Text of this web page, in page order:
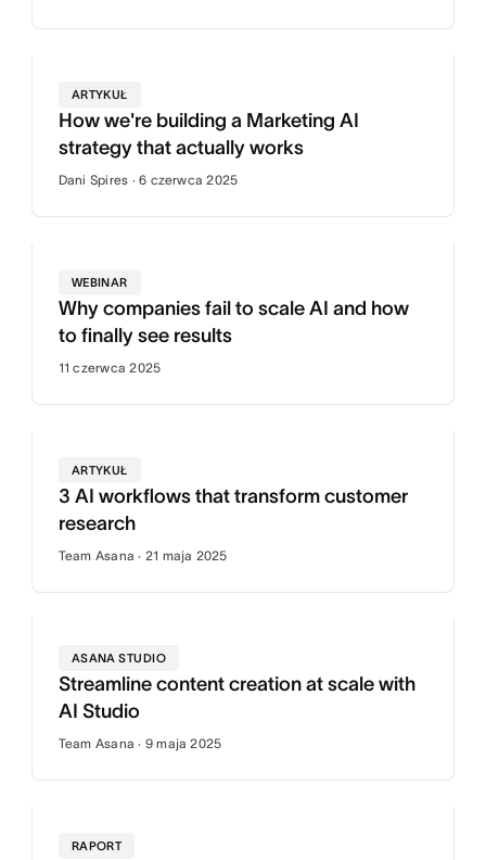
ARTYKUŁ
How we're building a Marketing AI
strategy that actually works
Dani Spires · 6 czerwca 2025
WEBINAR
Why companies fail to scale AI and how
to finally see results
11 czerwca 2025
ARTYKUŁ
3 AI workflows that transform customer
research
Team Asana · 21 maja 2025
ASANA STUDIO
Streamline content creation at scale with
AI Studio
Team Asana · 9 maja 2025
RAPORT